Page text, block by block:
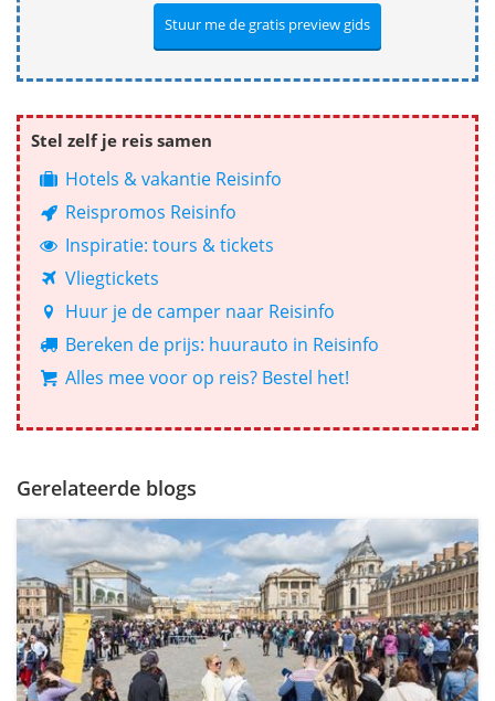
Stel zelf je reis samen
Hotels & vakantie Reisinfo
Reispromos Reisinfo
Inspiratie: tours & tickets
Vliegtickets
Huur je de camper naar Reisinfo
Bereken de prijs: huurauto in Reisinfo
Alles mee voor op reis? Bestel het!
Gerelateerde blogs